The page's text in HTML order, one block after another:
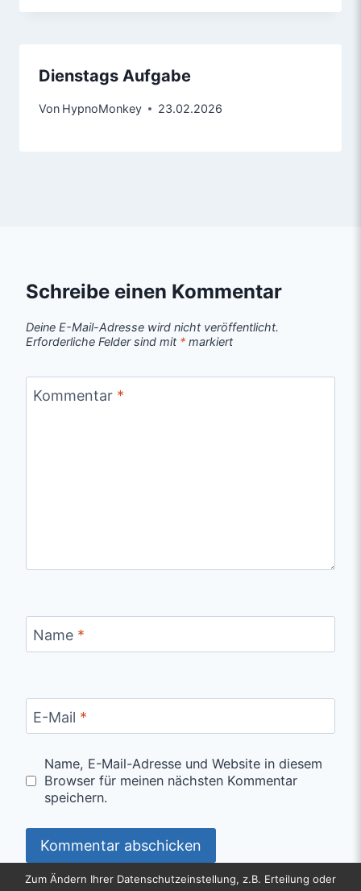
Dienstags Aufgabe
Von HypnoMonkey 23.02.2026
Schreibe einen Kommentar
Deine E-Mail-Adresse wird nicht veröffentlicht.
Erforderliche Felder sind mit * markiert
Kommentar *
Name *
E-Mail *
Name, E-Mail-Adresse und Website in diesem
Browser für meinen nächsten Kommentar
speichern.
Zum Ändern Ihrer Datenschutzeinstellung, z.B. Erteilung oder